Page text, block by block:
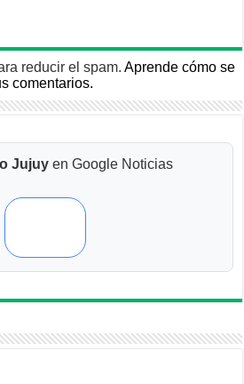
reducir el spam.Aprende cómo se
comentarios.
Jujuy en Google Noticias